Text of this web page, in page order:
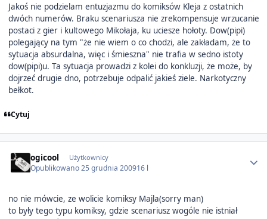
Jakoś nie podzielam entuzjazmu do komiksów Kleja z ostatnich
dwóch numerów. Braku scenariusza nie zrekompensuje wrzucanie
postaci z gier i kultowego Mikołaja, ku uciesze hołoty. Dow(pipi)
polegający na tym "że nie wiem o co chodzi, ale zakładam, że to
sytuacja absurdalna, więc i śmieszna" nie trafia w sedno istoty
dow(pipi)u. Ta sytuacja prowadzi z kolei do konkluzji, że może, by
dojrzeć drugie dno, potrzebuje odpalić jakieś ziele. Narkotyczny
bełkot.
Cytuj
ogicool Użytkownicy
Opublikowano25 grudnia 200916 l
no nie mówcie, ze wolicie komiksy Majla(sorry man)
to były tego typu komiksy, gdzie scenariusz wogóle nie istniał